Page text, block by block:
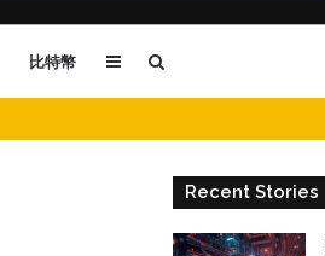
比特幣 Sidebar
Recent Stories